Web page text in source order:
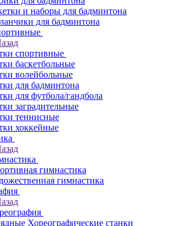
и наборы для бадминтона
для бадминтона
спортивные
баскетбольные
волейбольные
для бадминтона
для футбола/гандбола
заградительные
теннисные
хоккейные
гимнастика
гимнастика
Хореографические станки